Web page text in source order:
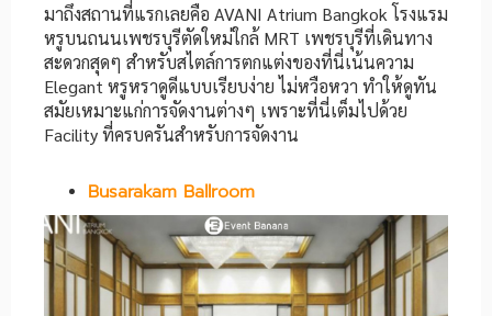
มาถึงสถานที่แรกเลยคือ AVANI Atrium Bangkok โรงแรม
หรูบนถนนเพชรบุรีตัดใหม่ใกล้ MRT เพชรบุรีที่เดินทาง
สะดวกสุดๆ สำหรับสไตล์การตกแต่งของที่นี่เน้นความ
Elegant หรูหราดูดีแบบเรียบง่าย ไม่หวือหวา ทำให้ดูทัน
สมัยเหมาะแก่การจัดงานต่างๆ เพราะที่นี่เต็มไปด้วย
Facility ที่ครบครันสำหรับการจัดงาน
Busarakam Ballroom